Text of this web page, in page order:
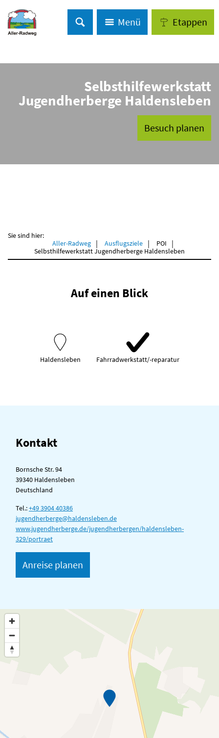
Menü Etappen
Selbsthilfewerkstatt
Jugendherberge Haldensleben
Besuch planen
Sie sind hier:
Aller-Radweg
Ausflugsziele
POI
Selbsthilfewerkstatt Jugendherberge Haldensleben
Auf einen Blick
Haldensleben Fahrradwerkstatt/-reparatur
Kontakt
Bornsche Str. 94
39340 Haldensleben
Deutschland
Tel.:+49 3904 40386
jugendherberge@haldensleben.de
www.jugendherberge.de/jugendherbergen/haldensleben-
329/portraet
Anreise planen